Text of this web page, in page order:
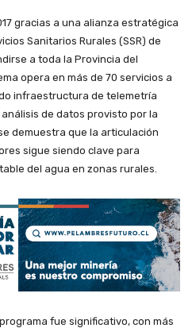
gracias a una alianza estratégica
Sanitarios Rurales (SSR) de
a toda la Provincia del
opera en más de 70 servicios a
infraestructura de telemetría
de datos provisto por la
demuestra que la articulación
sigue siendo clave para
del agua en zonas rurales.
fue significativo, con más